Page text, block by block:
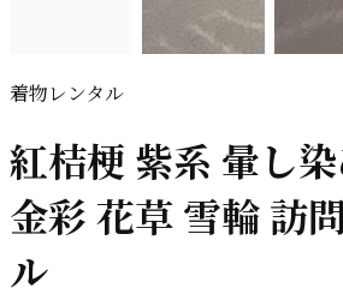
着物レンタル
紅桔梗 紫系 暈し
金彩 花草 雪輪 訪
ル